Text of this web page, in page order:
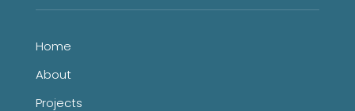
Home
About
Projects